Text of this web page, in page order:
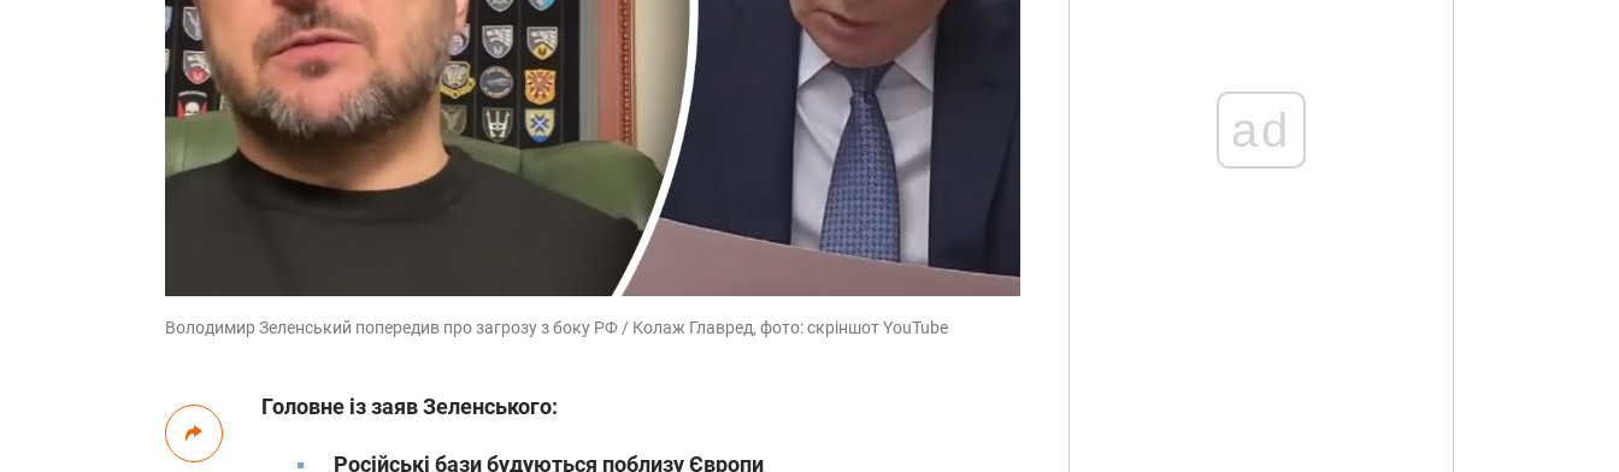
Володимир Зеленський попередив про загрозу з боку РФ / Колаж Главред, фото: скріншот YouTube
Головне із заяв Зеленського:
Російські бази будуються поблизу Європи
ad